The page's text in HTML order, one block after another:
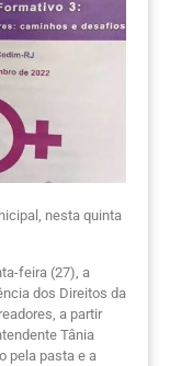
nesta quinta
feira (27), a
dos Direitos da
a partir
Tânia
pela pasta e a